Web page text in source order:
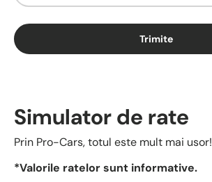
Trimite
Simulator de rate
Prin Pro-Cars, totul este mult mai usor!
*Valorile ratelor sunt informative.